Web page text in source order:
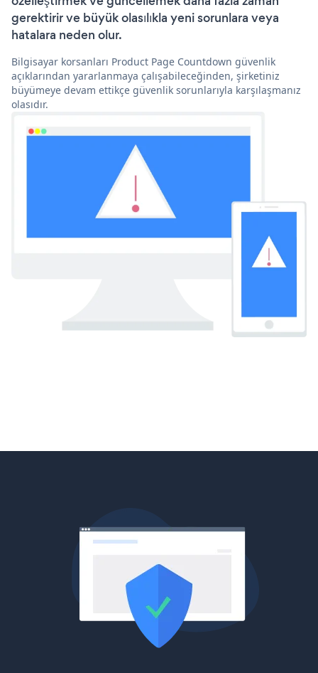
gerektirir ve büyük olasılıkla yeni sorunlara veya
hatalara neden olur.
Bilgisayar korsanları Product Page Countdown güvenlik
açıklarından yararlanmaya çalışabileceğinden, şirketiniz
büyümeye devam ettikçe güvenlik sorunlarıyla karşılaşmanız
olasıdır.